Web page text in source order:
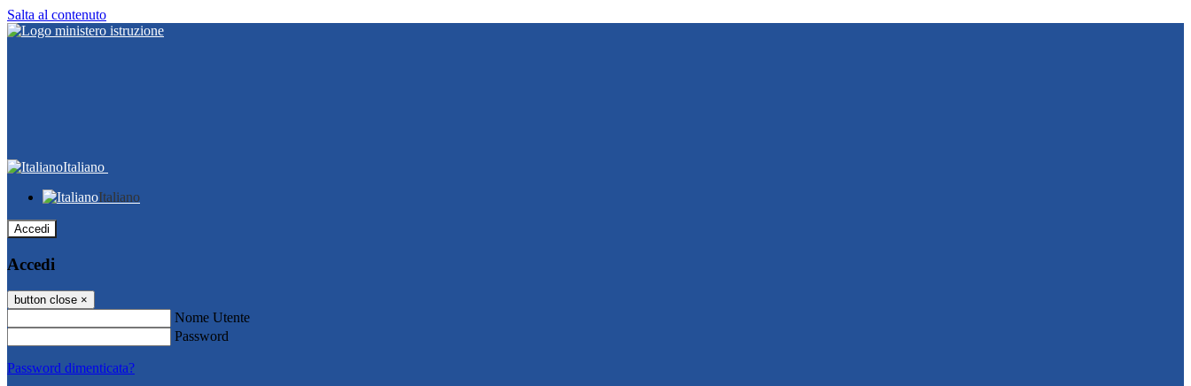
Salta al contenuto
Italiano
Italiano
Accedi
Accedi
button close ×
Nome Utente
Password
Password dimenticata?